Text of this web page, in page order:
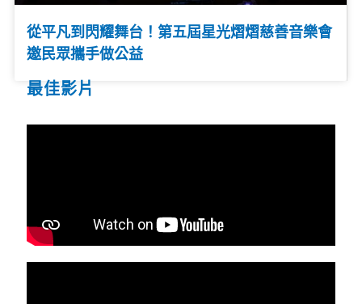
從平凡到閃耀舞台！第五屆星光熠熠慈善音樂會
邀民眾攜手做公益
最佳影片